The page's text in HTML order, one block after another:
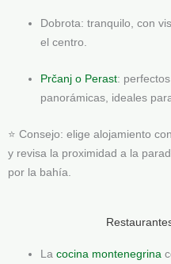
Dobrota: tranquilo, con
el centro.
Prčanj o Perast:
panorámicas, ideales
⭐ Consejo: elige alojamiento
y revisa la proximidad a la
por la bahía.
Lacocina montenegrina